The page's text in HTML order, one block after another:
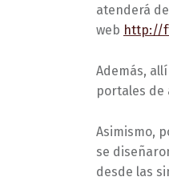
atenderá
web http://
Además,
portales de
Asimismo,
se
desde las